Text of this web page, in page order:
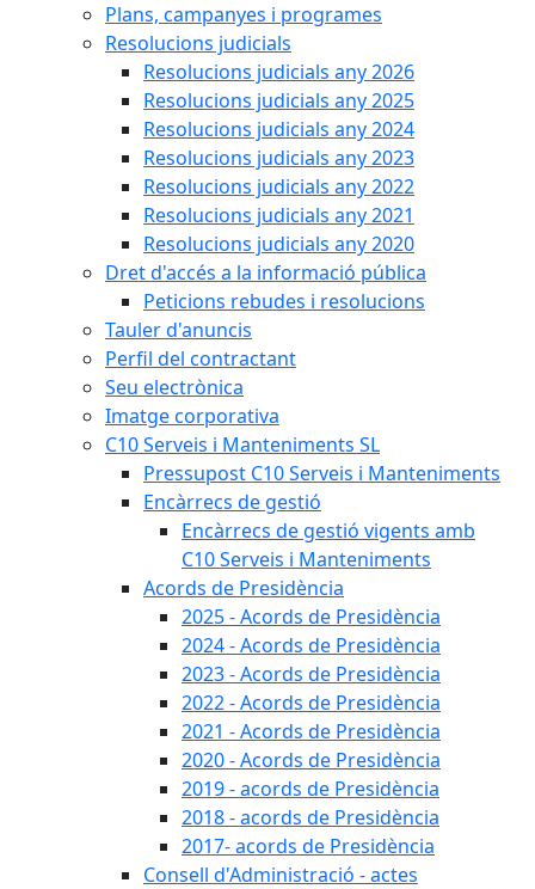
Plans, campanyes i programes
Resolucions judicials
Resolucions judicials any 2026
Resolucions judicials any 2025
Resolucions judicials any 2024
Resolucions judicials any 2023
Resolucions judicials any 2022
Resolucions judicials any 2021
Resolucions judicials any 2020
Dret d'accés a la informació pública
Peticions rebudes i resolucions
Tauler d'anuncis
Perfil del contractant
Seu electrònica
Imatge corporativa
C10 Serveis i Manteniments SL
Pressupost C10 Serveis i Manteniments
Encàrrecs de gestió
Encàrrecs de gestió vigents amb
C10 Serveis i Manteniments
Acords de Presidència
2025 - Acords de Presidència
2024 - Acords de Presidència
2023 - Acords de Presidència
2022 - Acords de Presidència
2021 - Acords de Presidència
2020 - Acords de Presidència
2019 - acords de Presidència
2018 - acords de Presidència
2017- acords de Presidència
Consell d'Administració - actes